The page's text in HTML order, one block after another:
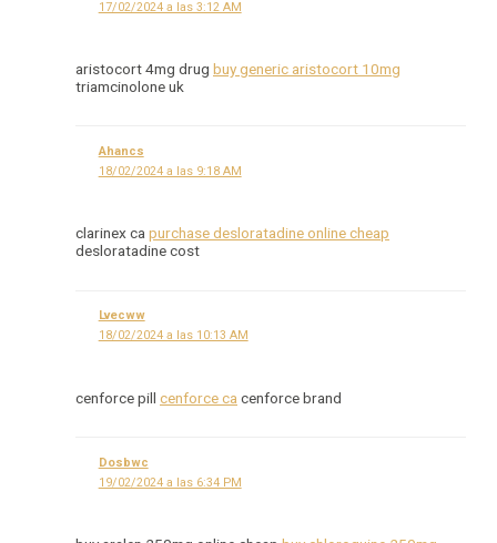
17/02/2024 a las 3:12 AM
aristocort 4mg drug buy generic aristocort 10mg
triamcinolone uk
Ahancs
18/02/2024 a las 9:18 AM
clarinex capurchase desloratadine online cheap
desloratadine cost
Lvecww
18/02/2024 a las 10:13 AM
cenforce pill cenforce ca cenforce brand
Dosbwc
19/02/2024 a las 6:34 PM